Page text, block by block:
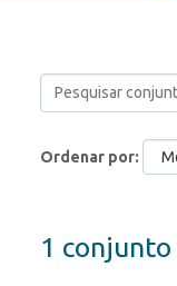
Ordenar por
1